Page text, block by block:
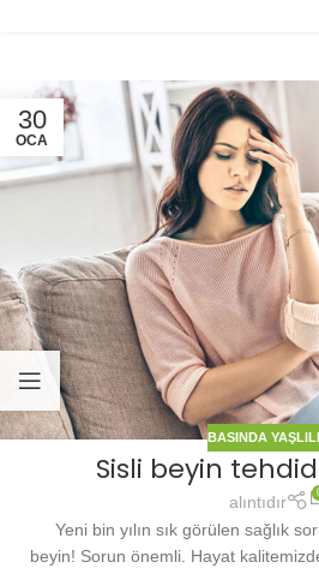
30
OCA
BASINDA
Sisli beyin
alıntıdır
Yeni bin yılın sık görülen sağlık
beyin! Sorun önemli. Hayat